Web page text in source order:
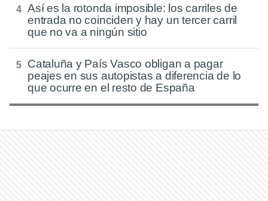
Así es la rotonda imposible: los carriles de
entrada no coinciden y hay un tercer carril
que no va a ningún sitio
Cataluña y País Vasco obligan a pagar
peajes en sus autopistas a diferencia de lo
que ocurre en el resto de España